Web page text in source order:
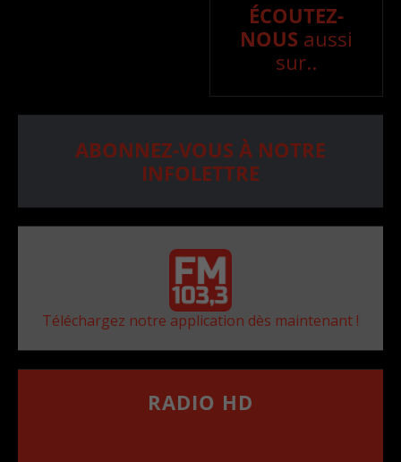
ÉCOUTEZ-
NOUS aussi
sur..
ABONNEZ-VOUS À NOTRE
INFOLETTRE
Téléchargez notre application dès maintenant !
RADIO HD